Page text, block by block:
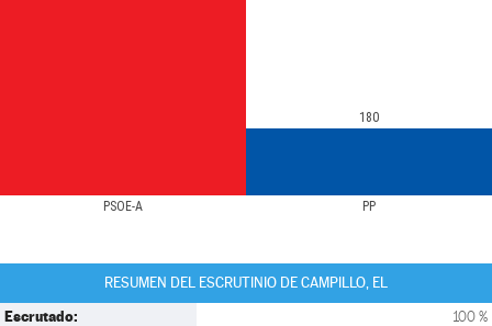
PSOE-A PP
180
RESUMEN DEL ESCRUTINIO DE CAMPILLO, EL
Escrutado: 100 %